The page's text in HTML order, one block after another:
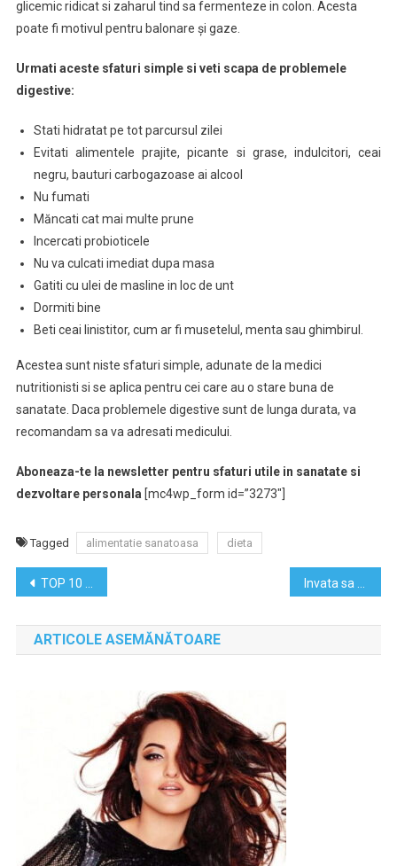
glicemic ridicat si zaharul tind sa fermenteze in colon. Acesta
poate fi motivul pentru balonare și gaze.
Urmati aceste sfaturi simple si veti scapa de problemele
digestive:
Stati hidratat pe tot parcursul zilei
Evitati alimentele prajite, picante si grase, indulcitori, ceai
negru, bauturi carbogazoase ai alcool
Nu fumati
Măncati cat mai multe prune
Incercati probioticele
Nu va culcati imediat dupa masa
Gatiti cu ulei de masline in loc de unt
Dormiti bine
Beti ceai linistitor, cum ar fi musetelul, menta sau ghimbirul.
Acestea sunt niste sfaturi simple, adunate de la medici
nutritionisti si se aplica pentru cei care au o stare buna de
sanatate. Daca problemele digestive sunt de lunga durata, va
recomandam sa va adresati medicului.
Aboneaza-te la newsletter pentru sfaturi utile in sanatate si
dezvoltare personala [mc4wp_form id=”3273″]
Tagged alimentatie sanatoasa dieta
Navigare
în
articole
TOP 10 articole de dezvoltare personala
ARTICOLE ASEMĂNĂTOARE